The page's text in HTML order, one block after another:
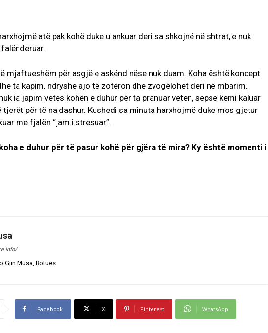
atë pak kohë duke u ankuar deri sa shkojnë në shtrat, e nuk
mjaftueshëm për asgjë e askënd nëse nuk duam. Koha është koncept
ta kapim, ndryshe ajo të zotëron dhe zvogëlohet deri në mbarim.
ia japim vetes kohën e duhur për ta pranuar veten, sepse kemi kaluar
për të na dashur. Kushedi sa minuta harxhojmë duke mos gjetur
me fjalën “jam i stresuar”.
e duhur për të pasur kohë për gjëra të mira? Ky është momenti i
Gjin Musa, Botues
Facebook X Pinterest WhatsApp